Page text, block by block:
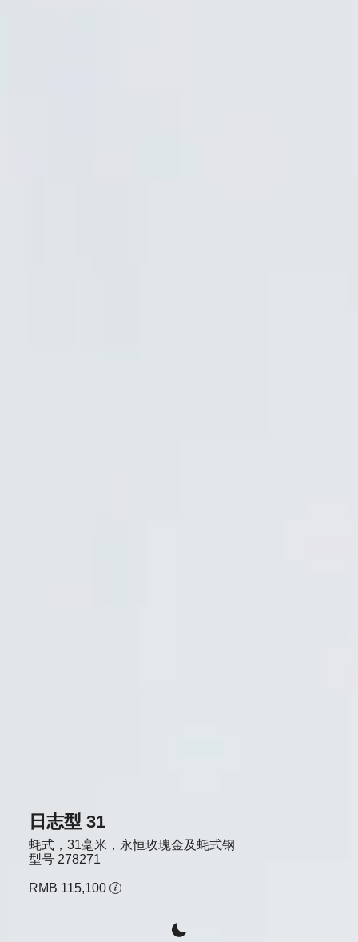
日志型 31
蚝式，31毫米，永恒玫瑰金及蚝式钢
型号 278271
RMB 115,100